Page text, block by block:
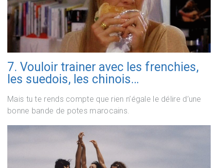
7. Vouloir trainer avec les frenchies,
les suedois, les chinois…
Mais tu te rends compte que rien n’égale le délire d’une
bonne bande de potes marocains.